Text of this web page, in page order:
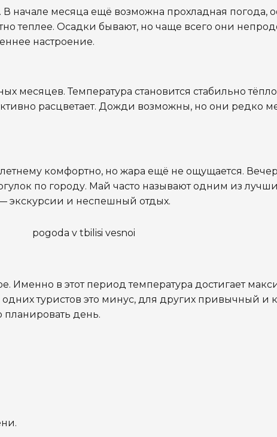
начале месяца ещё возможна прохладная погода,
теплее. Осадки бывают, но чаще всего они
настроение.
месяцев. Температура становится стабильно
расцветает. Дожди возможны, но они редко
комфортно, но жара ещё не ощущается.
по городу. Май часто называют одним из
экскурсии и неспешный отдых.
Именно в этот период температура достигает
туристов это минус, для других привычный и
планировать день.